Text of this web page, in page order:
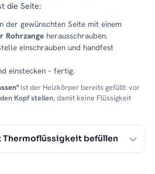
die Seite:
der gewünschten Seite mit einem
Rohrzange herausschrauben.
einschrauben und handfest
einstecken – fertig.
ist der Heizkörper bereits gefüllt: vor
Kopf stellen, damit keine Flüssigkeit
befüllen